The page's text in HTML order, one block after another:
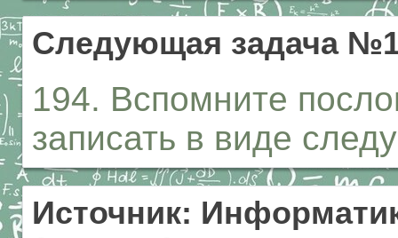
Следующая задача
194. Вспомните
записать в виде
Источник: